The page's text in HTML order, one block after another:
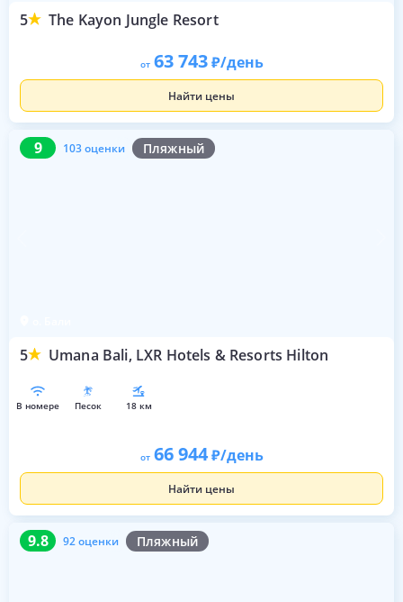
5 The Kayon Jungle Resort
от 63 743 /день
Найти цены
9 103 оценки Пляжный
5 Umana Bali, LXR Hotels & Resorts Hilton
9 103 оценки
в номере песок 18 км
от 66 944 /день
Найти цены
9.8 92 оценки Пляжный
9.8 92 оценки